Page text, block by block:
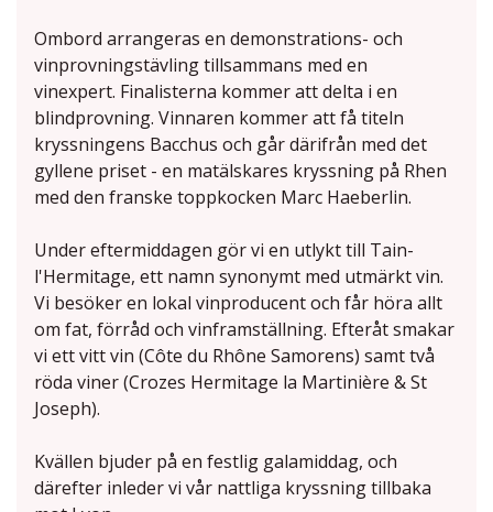
Ombord arrangeras en demonstrations- och
vinprovningstävling tillsammans med en
vinexpert. Finalisterna kommer att delta i en
blindprovning. Vinnaren kommer att få titeln
kryssningens Bacchus och går därifrån med det
gyllene priset - en matälskares kryssning på Rhen
med den franske toppkocken Marc Haeberlin.
Under eftermiddagen gör vi en utlykt till Tain-
l'Hermitage, ett namn synonymt med utmärkt vin.
Vi besöker en lokal vinproducent och får höra allt
om fat, förråd och vinframställning. Efteråt smakar
vi ett vitt vin (Côte du Rhône Samorens) samt två
röda viner (Crozes Hermitage la Martinière & St
Joseph).
Kvällen bjuder på en festlig galamiddag, och
därefter inleder vi vår nattliga kryssning tillbaka